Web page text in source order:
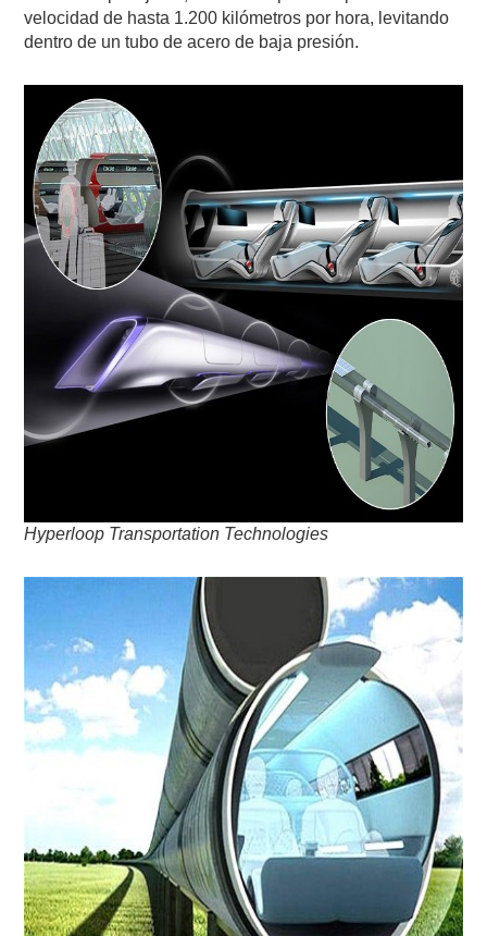
velocidad de hasta 1.200 kilómetros por hora, levitando
dentro de un tubo de acero de baja presión.
Hyperloop Transportation Technologies